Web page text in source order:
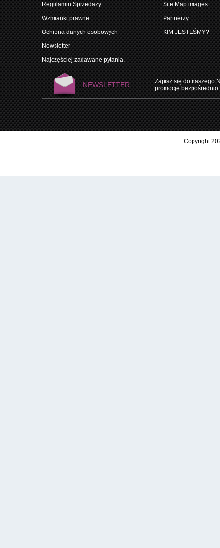
Regulamin Sprzedaży
Wzmianki prawne
Ochrona danych osobowych
Newsletter
Najczęściej zadawane pytania.
Site Map images
Partnerzy
KIM JESTEŚMY?
NEWSLETTER
Zapisz się do naszego
promocje bezpośrednio
Copyright